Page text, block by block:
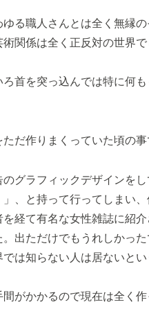
る職人さんとは全く無縁の
関係は全く正反対の世界で
首を突っ込んでは特に何
だ作りまくっていた頃の事
グラフィックデザインを
、と持って行ってしまい
経て有名な女性雑誌に紹
出ただけでもうれしかった
は知らない人は居ないと
がかかるので現在は全く